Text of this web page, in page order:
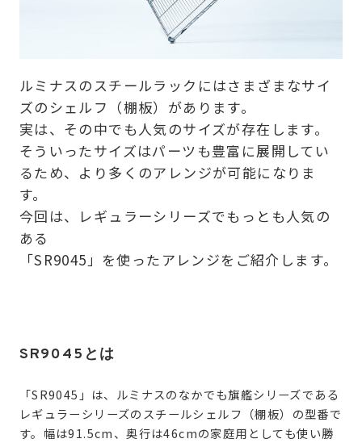
ルミナスのスチールラックにはさまざまなサイ
ズのシェルフ（棚板）があります。
実は、その中でも人気のサイズが存在します。
そういったサイズはパーツも豊富に展開してい
るため、より多くのアレンジが可能になりま
す。
今回は、レギュラーシリーズでもっとも人気の
ある
「SR9045」を使ったアレンジをご紹介します。
SR9045とは
「SR9045」は、ルミナスのなかでも旗艦シリーズである
レギュラーシリーズのスチールシェルフ（棚板）の型番で
す。幅は91.5cm、奥行は46cmの家庭用としても使い勝